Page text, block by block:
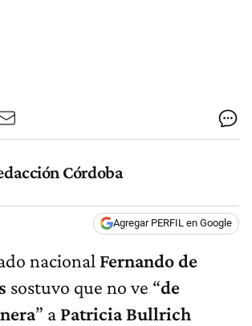
Córdoba
Agregar PERFIL en Google
nacional Fernando de
sostuvo que no ve “de
” a Patricia Bullrich